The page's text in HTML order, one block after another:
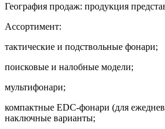
География продаж: продукция
Ассортимент:
тактические и подствольные фонари;
поисковые и налобные модели;
мультифонари;
компактные EDC‑фонари (для
наключные варианты;